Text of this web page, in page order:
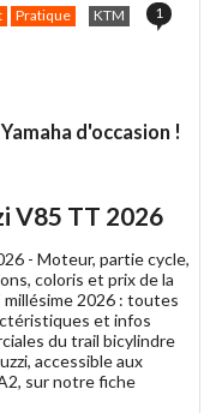
Pratique KTM 1
d'occasion !
V85 TT 2026
- Moteur, partie cycle,
coloris et prix de la
2026 : toutes
et infos
du trail bicylindre
accessible aux
sur notre fiche